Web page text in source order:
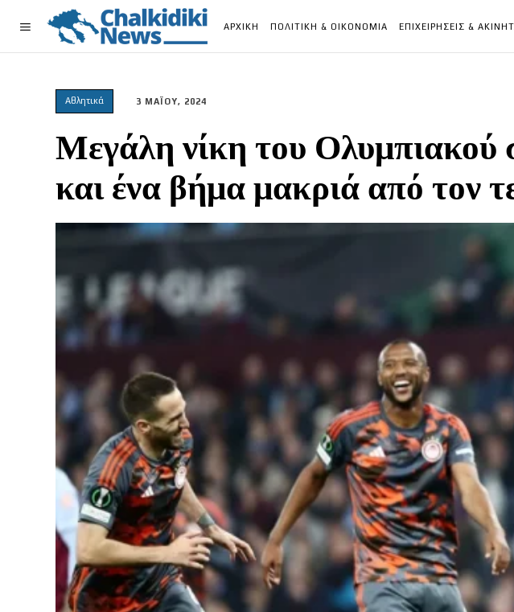
ΑΡΧΙΚΗ ΠΟΛΙΤΙΚΗ & ΟΙΚΟΝΟΜΙΑ ΕΠΙΧΕΙΡΗΣΕΙΣ &
Αθλητικά 3 ΜΑΪΟΥ, 2024
Μεγάλη νίκη του Ολυμπιακού
και ένα βήμα μακριά από τον